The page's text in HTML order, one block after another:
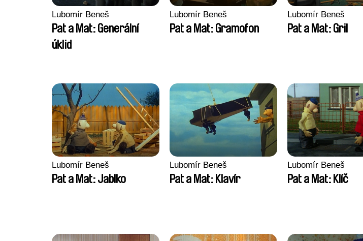
Lubomír Beneš
Pat a Mat: Generální
úklid
Lubomír Beneš
Pat a Mat: Gramofon
Lubomír Beneš
Pat a Mat: Gril
Lubomír Beneš
Pat a Mat: Jablko
Lubomír Beneš
Pat a Mat: Klavír
Lubomír Beneš
Pat a Mat: Klíč